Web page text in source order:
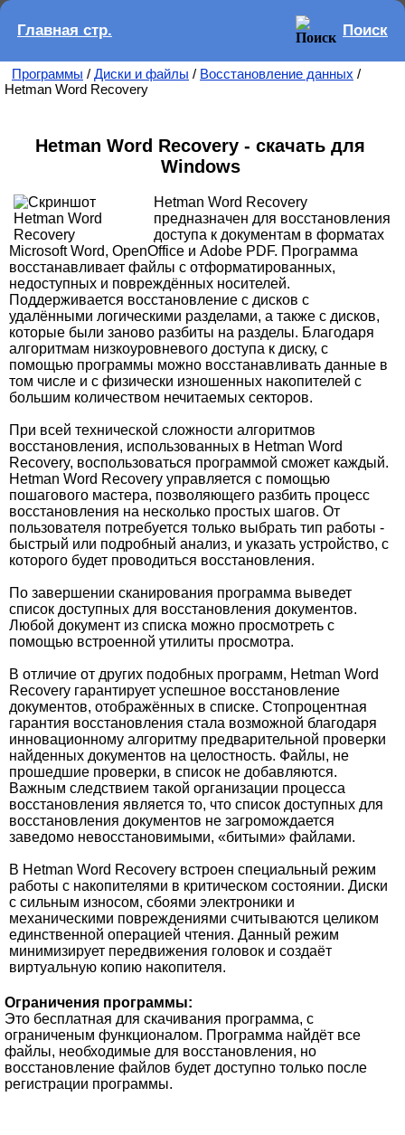
Главная стр. Поиск
Программы / Диски и файлы / Восстановление данных /
Hetman Word Recovery
Hetman Word Recovery - скачать для
Windows
Hetman Word Recovery
предназначен для восстановления
доступа к документам в форматах
Microsoft Word, OpenOffice и Adobe PDF. Программа
восстанавливает файлы с отформатированных,
недоступных и повреждённых носителей.
Поддерживается восстановление с дисков с
удалёнными логическими разделами, а также с дисков,
которые были заново разбиты на разделы. Благодаря
алгоритмам низкоуровневого доступа к диску, с
помощью программы можно восстанавливать данные в
том числе и с физически изношенных накопителей с
большим количеством нечитаемых секторов.
При всей технической сложности алгоритмов
восстановления, использованных в Hetman Word
Recovery, воспользоваться программой сможет каждый.
Hetman Word Recovery управляется с помощью
пошагового мастера, позволяющего разбить процесс
восстановления на несколько простых шагов. От
пользователя потребуется только выбрать тип работы -
быстрый или подробный анализ, и указать устройство, с
которого будет проводиться восстановления.
По завершении сканирования программа выведет
список доступных для восстановления документов.
Любой документ из списка можно просмотреть с
помощью встроенной утилиты просмотра.
В отличие от других подобных программ, Hetman Word
Recovery гарантирует успешное восстановление
документов, отображённых в списке. Стопроцентная
гарантия восстановления стала возможной благодаря
инновационному алгоритму предварительной проверки
найденных документов на целостность. Файлы, не
прошедшие проверки, в список не добавляются.
Важным следствием такой организации процесса
восстановления является то, что список доступных для
восстановления документов не загромождается
заведомо невосстановимыми, «битыми» файлами.
В Hetman Word Recovery встроен специальный режим
работы с накопителями в критическом состоянии. Диски
с сильным износом, сбоями электроники и
механическими повреждениями считываются целиком
единственной операцией чтения. Данный режим
минимизирует передвижения головок и создаёт
виртуальную копию накопителя.
Ограничения программы:
Это бесплатная для скачивания программа, с
ограниченым функционалом. Программа найдёт все
файлы, необходимые для восстановления, но
восстановление файлов будет доступно только после
регистрации программы.